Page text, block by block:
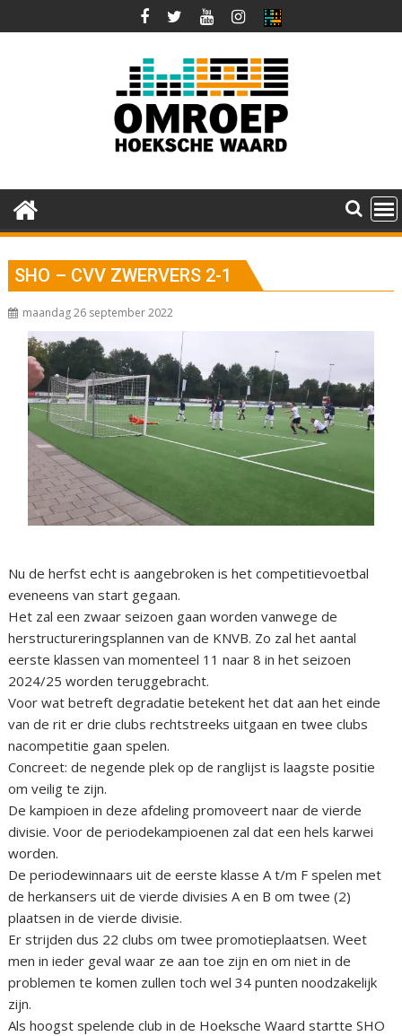
naar
SHO – CVV ZWERVERS 2-1
maandag 26 september 2022
Nu de herfst echt is aangebroken is het competitievoetbal
eveneens van start gegaan.
Het zal een zwaar seizoen gaan worden vanwege de
herstructureringsplannen van de KNVB. Zo zal het aantal
eerste klassen van momenteel 11 naar 8 in het seizoen
2024/25 worden teruggebracht.
Voor wat betreft degradatie betekent het dat aan het einde
van de rit er drie clubs rechtstreeks uitgaan en twee clubs
nacompetitie gaan spelen.
Concreet: de negende plek op de ranglijst is laagste positie
om veilig te zijn.
De kampioen in deze afdeling promoveert naar de vierde
divisie. Voor de periodekampioenen zal dat een hels karwei
worden.
De periodewinnaars uit de eerste klasse A t/m F spelen met
de herkansers uit de vierde divisies A en B om twee (2)
plaatsen in de vierde divisie.
Er strijden dus 22 clubs om twee promotieplaatsen. Weet
men in ieder geval waar ze aan toe zijn en om niet in de
problemen te komen zullen toch wel 34 punten noodzakelijk
zijn.
Als hoogst spelende club in de Hoeksche Waard startte SHO